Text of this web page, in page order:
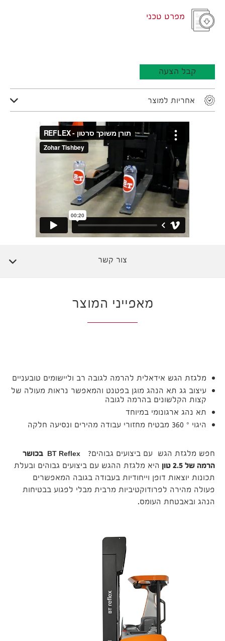
מפרט טכני
קבל הצעה
אחריות למוצר
צור קשר
מאפייני המוצר
מלגזת הגש אידאלית להרמה לגובה רב וליישומים טובעניים
עיצוב גג תא הנהג מוגן בפטנט והמאפשר נראות מעולה של
קצות הקלשונים בהרמה לגובה
תא נהג ארגונומי במיוחד
היגוי ° 360 מבטיח מחזורי עבודה מהירים ונסיעה חלקה
חפש מלגזת הגש עם ביצועים גבוהים?
BT Reflex בכושר
הרמה של 2.5 טון
היא מלגזת ההגש עם ביצועים גבוהים ובעלת
תכונות יוצאות דופן וייחודיות בעבודה בגובה המאפשרים
פעולה מהירה לפרודוקטיביות מרבית מבלי לפגוע בבטיחות
הנהג ובאבטחת העומס.